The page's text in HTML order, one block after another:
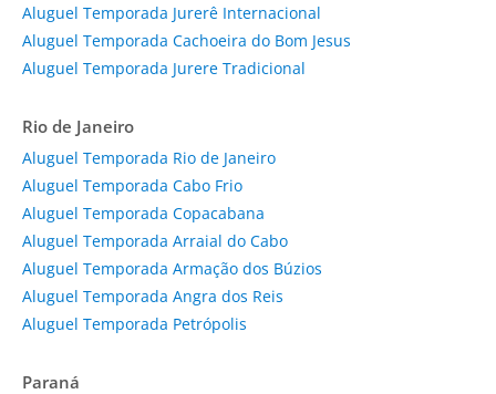
Aluguel Temporada Jurerê Internacional
Aluguel Temporada Cachoeira do Bom Jesus
Aluguel Temporada Jurere Tradicional
Rio de Janeiro
Aluguel Temporada Rio de Janeiro
Aluguel Temporada Cabo Frio
Aluguel Temporada Copacabana
Aluguel Temporada Arraial do Cabo
Aluguel Temporada Armação dos Búzios
Aluguel Temporada Angra dos Reis
Aluguel Temporada Petrópolis
Paraná